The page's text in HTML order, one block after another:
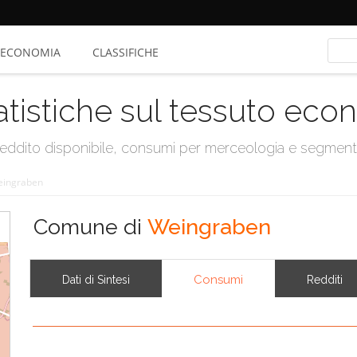
ECONOMIA CLASSIFICHE
sul tessuto
disponibile, consumi per merceologia e
Comune di Weingraben
Dati di Sintesi Consumi Redditi